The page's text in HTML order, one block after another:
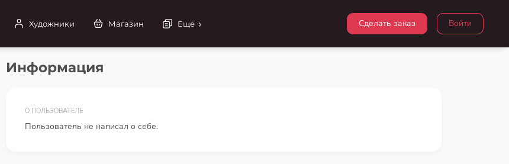
Войти
Сделать заказ
Художники Магазин Еще
Информация
О ПОЛЬЗОВАТЕЛЕ
Пользователь не написал о себе.